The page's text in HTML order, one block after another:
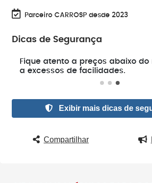
Parceiro CARROSP desde 2023
Dicas de Segurança
Fique atento a preços abaixo
a excessos de facilidades.
Exibir mais dicas de
Compartilhar